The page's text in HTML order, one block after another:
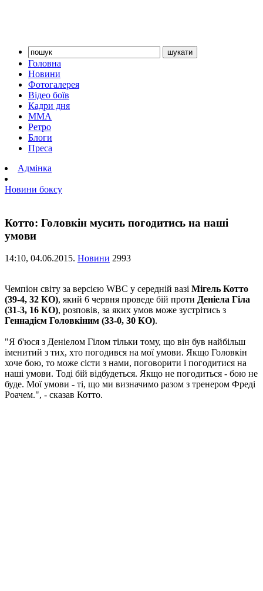
Головна
Новини
Фотогалерея
Відео боїв
Кадри дня
ММА
Ретро
Блоги
Преса
Адмінка
Новини боксу
Котто: Головкін мусить погодитись на наші
умови
14:10, 04.06.2015. Новини 2993
Чемпіон світу за версією WBC у середній вазі Мігель Котто
(39-4, 32 КО), який 6 червня проведе бій проти Деніела Гіла
(31-3, 16 КО), розповів, за яких умов може зустрітись з
Геннадієм Головкіним (33-0, 30 КО).
"Я б'юся з Деніелом Гілом тільки тому, що він був найбільш
іменитий з тих, хто погодився на мої умови. Якщо Головкін
хоче бою, то може сісти з нами, поговорити і погодитися на
наші умови. Тоді бій відбудеться. Якщо не погодиться - бою не
буде. Мої умови - ті, що ми визначимо разом з тренером Фреді
Роачем.", - сказав Котто.